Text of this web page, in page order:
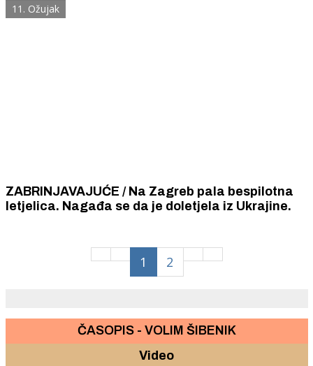
11. Ožujak
ZABRINJAVAJUĆE / Na Zagreb pala bespilotna
letjelica. Nagađa se da je doletjela iz Ukrajine.
1 2
ČASOPIS - VOLIM ŠIBENIK
Video